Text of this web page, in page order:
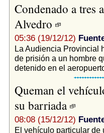
Condenado a tres
Alvedro
05:36 (19/12/12)
La Audiencia Provincial
de prisión a un hombre
detenido en el
Queman el
su barriada
08:08 (15/12/12)
El vehículo particular